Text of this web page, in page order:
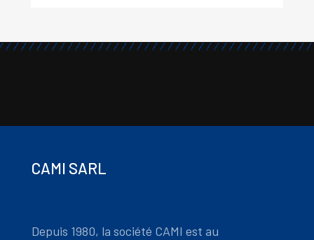
CAMI SARL
Depuis 1980, la société CAMI est au